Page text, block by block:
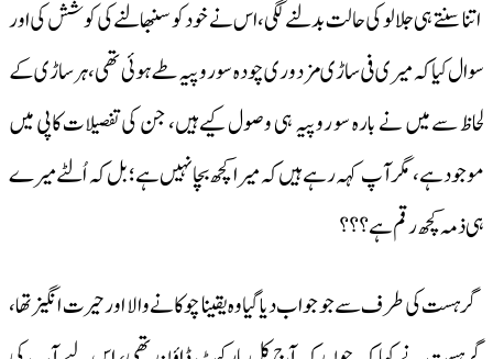
اتنا سنتے ہی جلالو کی حالت بدلنے لگی، اس نے خود کو سنبھالنے کی کوشش کی اور
سوال کیا کہ میری فی ساڑی مزدوری چودہ سو روپیہ طے ہوئی تھی، ہر ساڑی کے
لحاظ سے میں نے بارہ سو روپیہ ہی وصول کیے ہیں، جن کی تفصیلات کاپی میں
موجود ہے، مگر آپ کہہ رہے ہیں کہ میرا کچھ بچا نہیں ہے؛ بل کہ اُلٹے میرے
ہی ذمہ کچھ رقم ہے؟؟؟
گرہست کی طرف سے جو جواب دیا گیا وہ یقینا چوکانے والا اور حیرت انگیز تھا،